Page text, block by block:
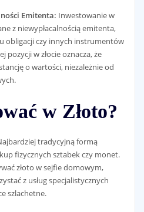
Emitenta: Inwestowanie w
z niewypłacalnością emitenta,
obligacji czy innych instrumentów
pozycji w złocie oznacza, że
o wartości, niezależnie od
w Złoto?
tradycyjną formą
fizycznych sztabek czy monet.
złoto w sejfie domowym,
z usług specjalistycznych
szlachetne.